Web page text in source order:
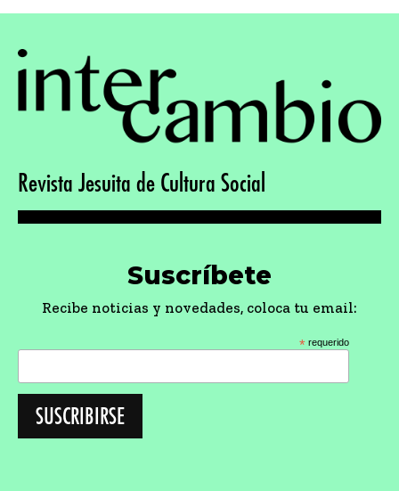
Revista Jesuita de Cultura Social
Suscríbete
Recibe noticias y novedades, coloca tu email:
* requerido